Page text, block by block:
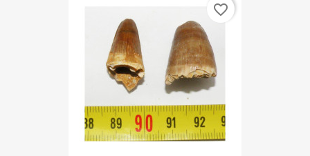
favorite_border